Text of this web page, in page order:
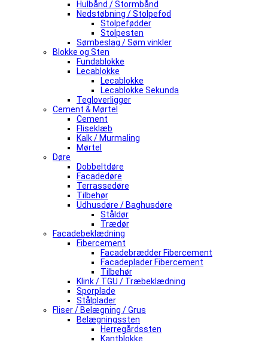
Hulbånd / Stormbånd
Nedstøbning / Stolpefod
Stolpefødder
Stolpesten
Sømbeslag / Søm vinkler
Blokke og Sten
Fundablokke
Lecablokke
Lecablokke
Lecablokke Sekunda
Tegloverligger
Cement & Mørtel
Cement
Fliseklæb
Kalk / Murmaling
Mørtel
Døre
Dobbeltdøre
Facadedøre
Terrassedøre
Tilbehør
Udhusdøre / Baghusdøre
Ståldør
Trædør
Facadebeklædning
Fibercement
Facadebrædder Fibercement
Facadeplader Fibercement
Tilbehør
Klink / TGU / Træbeklædning
Sporplade
Stålplader
Fliser / Belægning / Grus
Belægningssten
Herregårdssten
Kantblokke